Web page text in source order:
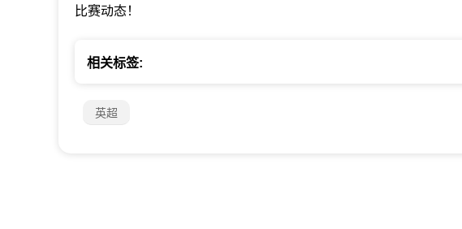
比赛动态！
相关标签:
英超